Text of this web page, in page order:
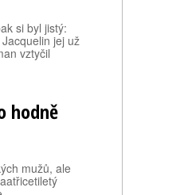
si byl jistý:
jej už
vztyčil
hodně
mužů, ale